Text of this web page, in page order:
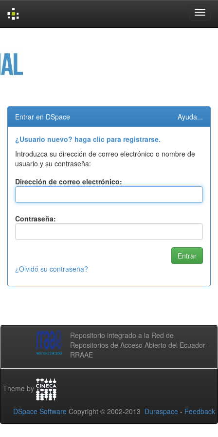
Entrar en DSpace Ayuda...
¿Usuario nuevo? haga clic para registrarse.
Introduzca su dirección de correo electrónico o nombre de
usuario y su contraseña:
Dirección de correo electrónico:
Contraseña:
¿Olvidó su contraseña?
Repositorio integrado a la Red de
Repositorios de Acceso Abierto del Ecuador -
RRAAE
Theme by
DSpace Software Copyright © 2002-2013 Duraspace - Feedback